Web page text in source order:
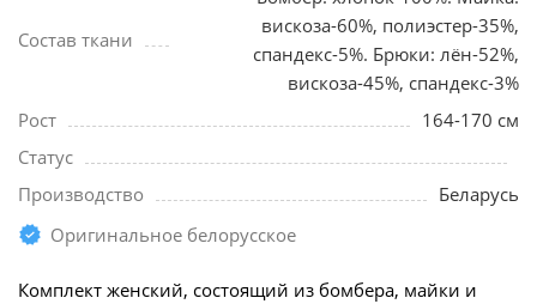
Состав ткани
вискоза-60%, полиэстер-35%,
спандекс-5%. Брюки: лён-52%,
вискоза-45%, спандекс-3%
Рост
164-170 см
Статус
Производство
Беларусь
Оригинальное белорусское
Комплект женский, состоящий из бомбера, майки и